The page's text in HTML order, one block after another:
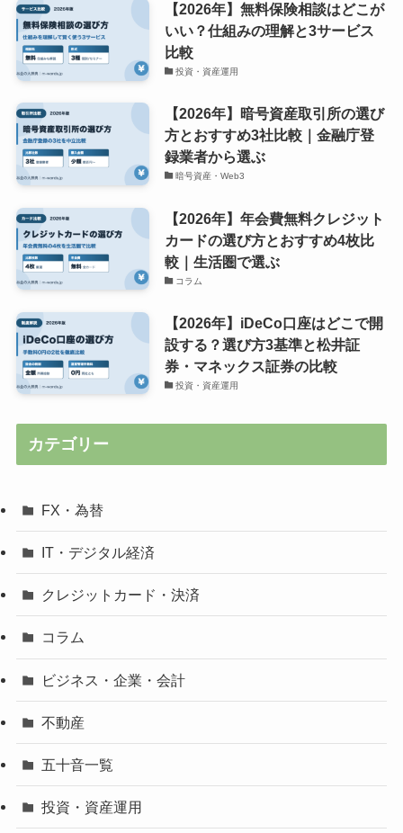
【2026年】無料保険相談はどこが
いい？仕組みの理解と3サービス
比較
投資・資産運用
【2026年】暗号資産取引所の選び
方とおすすめ3社比較｜金融庁登
録業者から選ぶ
暗号資産・Web3
【2026年】年会費無料クレジット
カードの選び方とおすすめ4枚比
較｜生活圏で選ぶ
コラム
【2026年】iDeCo口座はどこで開
設する？選び方3基準と松井証
券・マネックス証券の比較
投資・資産運用
カテゴリー
FX・為替
IT・デジタル経済
クレジットカード・決済
コラム
ビジネス・企業・会計
不動産
五十音一覧
投資・資産運用